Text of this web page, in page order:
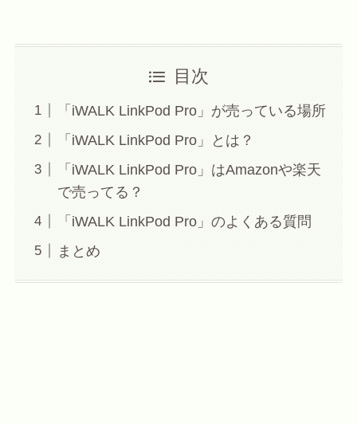
目次
「iWALK LinkPod Pro」が売っている場所
「iWALK LinkPod Pro」とは？
「iWALK LinkPod Pro」はAmazonや楽天
で売ってる？
「iWALK LinkPod Pro」のよくある質問
まとめ